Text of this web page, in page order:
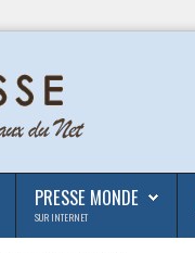
PRESSE MONDE
SUR INTERNET